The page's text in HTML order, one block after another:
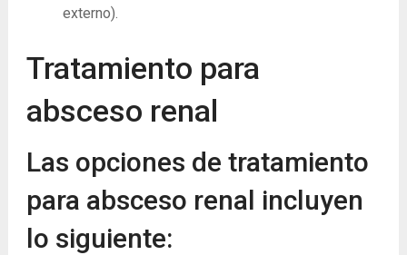
externo).
Tratamiento para
absceso renal
Las opciones de tratamiento
para absceso renal incluyen
lo siguiente: